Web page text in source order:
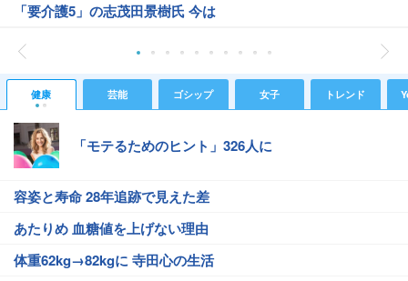
「要介護5」の志茂田景樹氏 今は
健康 芸能 ゴシップ 女子 トレンド
「モテるためのヒント」326人に
容姿と寿命 28年追跡で見えた差
あたりめ 血糖値を上げない理由
体重62kg→82kgに 寺田心の生活